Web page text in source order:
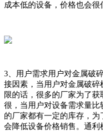
成本低的设备，价格也会很
3、用户需求用户对金属破
接因素，当用户对金属破
限的话，很多的厂家为了
很，当用户对设备需求量
的厂家都有一定的库存，为
会降低设备价格销售。通